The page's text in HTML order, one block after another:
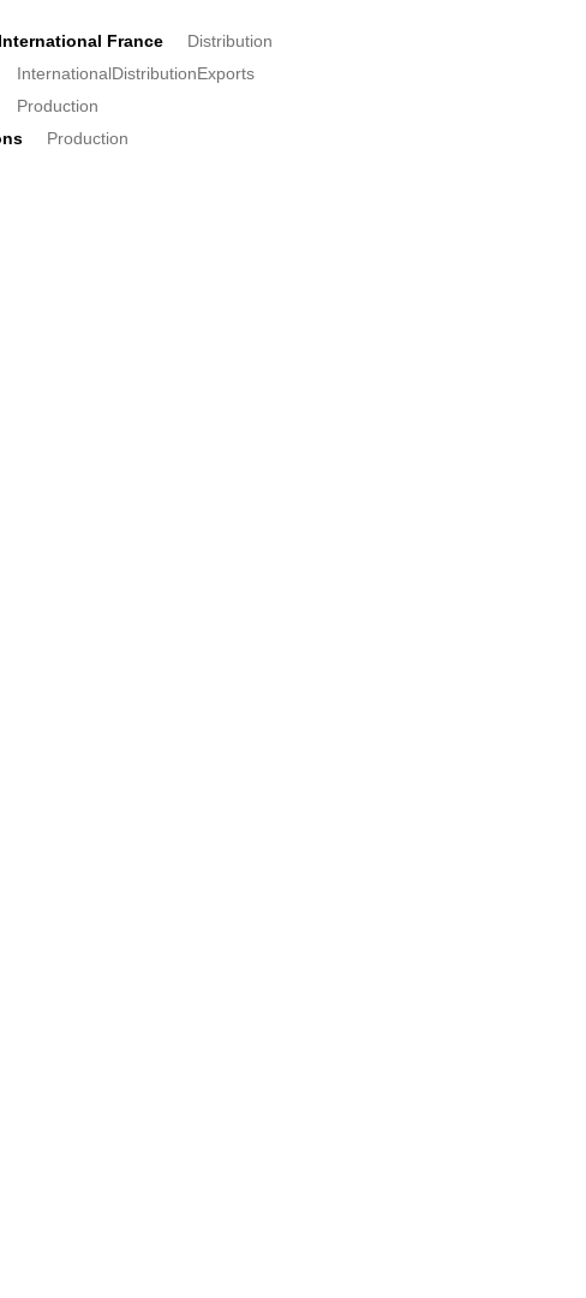
France
Distribution
InternationalDistributionExports
Production
Production